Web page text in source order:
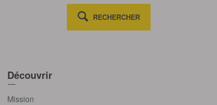
RECHERCHER
Découvrir
Mission